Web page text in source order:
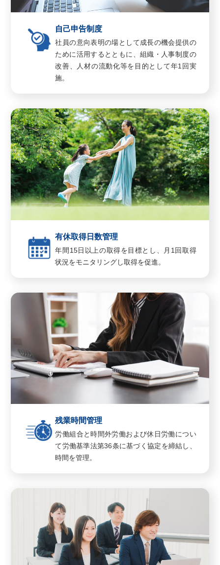
自己申告制度
社員の意向表明の場として成長の機会提供の
ために活用するとともに、組織・人事制度の
改善、人材の流動化等を目的として年1回実
施。
有休取得日数管理
年間15日以上の取得を目標とし、月1回取得
状況をモニタリングし取得を促進。
残業時間管理
労働組合と時間外労働および休日労働につい
て労働基準法第36条に基づく協定を締結し、
時間を管理。